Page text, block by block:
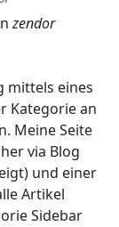
zendor
mittels eines
Kategorie an
Meine Seite
via Blog
und einer
Artikel
Sidebar